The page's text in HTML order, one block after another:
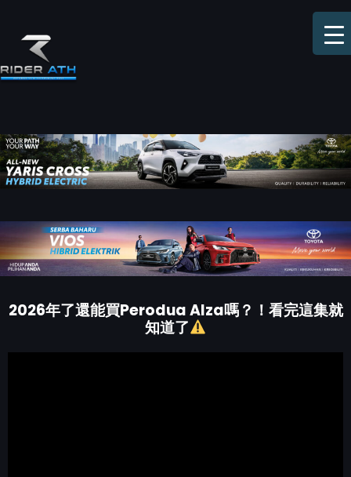
2026年了還能買Perodua Alza嗎？！看完這集就
知道了